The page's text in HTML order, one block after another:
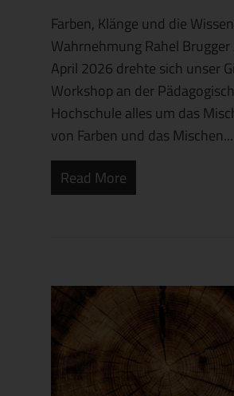
Farben, Klänge und die
Wahrnehmung Rahel Brugger
April 2026 drehte sich unser
Workshop an der
Hochschule alles um das
von Farben und das Mischen...
Read More